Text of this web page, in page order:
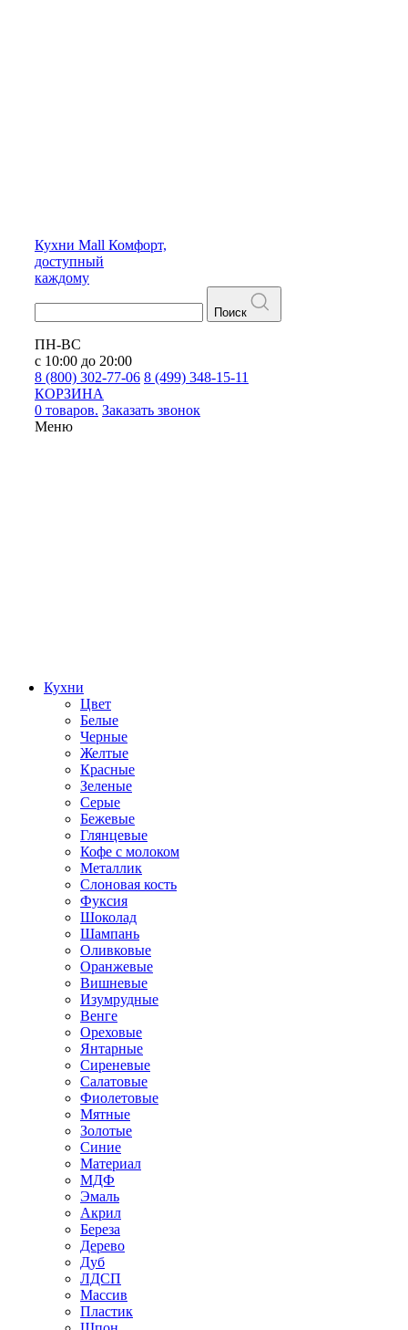
Кухни Mall Комфорт,
доступный
каждому
Поиск
ПН-ВС
с 10:00 до 20:00
8 (800) 302-77-06 8 (499) 348-15-11
КОРЗИНА
0 товаров. Заказать звонок
Меню
Кухни
Цвет
Белые
Черные
Желтые
Красные
Зеленые
Серые
Бежевые
Глянцевые
Кофе с молоком
Металлик
Слоновая кость
Фуксия
Шоколад
Шампань
Оливковые
Оранжевые
Вишневые
Изумрудные
Венге
Ореховые
Янтарные
Сиреневые
Салатовые
Фиолетовые
Мятные
Золотые
Синие
Материал
МДФ
Эмаль
Акрил
Береза
Дерево
Дуб
ЛДСП
Массив
Пластик